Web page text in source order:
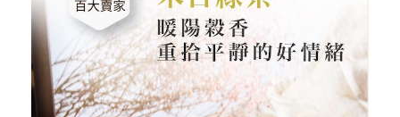
客服專線
服務信箱